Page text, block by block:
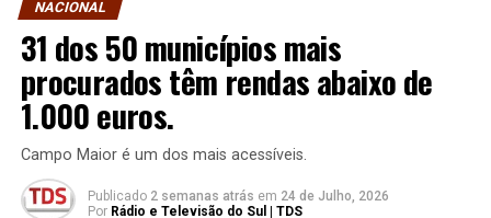
NACIONAL
31 dos 50 municípios mais
procurados têm rendas abaixo de
1.000 euros.
Campo Maior é um dos mais acessíveis.
Publicado 2 semanas atrás em 24 de Julho, 2026
Por Rádio e Televisão do Sul | TDS